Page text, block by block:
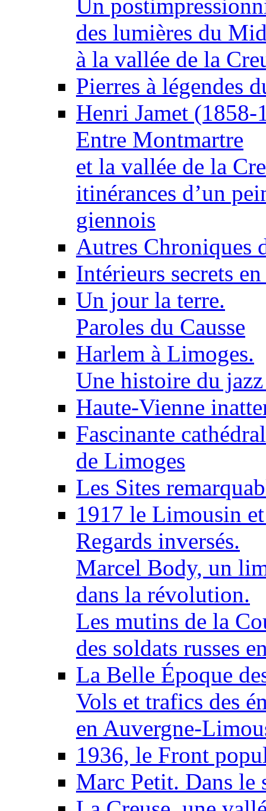
Un
des lumières du
à la vallée de la
Pierres à légendes
Henri Jamet (1858-
Entre Montmartre
et la vallée de la
itinérances d’un
giennois
Autres Chroniques
Intérieurs secrets
Un jour la terre.
Paroles du Causse
Harlem à Limoges.
Une histoire du
Haute-Vienne
Fascinante
de Limoges
Les Sites
1917 le Limousin
Regards inversés.
Marcel Body, un
dans la révolution.
Les mutins de la
des soldats russes
La Belle Époque
Vols et trafics des
en Auvergne-
1936, le Front
Marc Petit. Dans le